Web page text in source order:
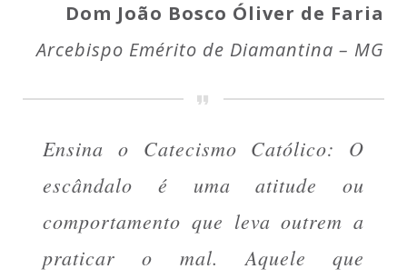
Dom João Bosco Óliver de Faria
Arcebispo Emérito de Diamantina – MG
Ensina o Catecismo Católico: O
escândalo é uma atitude ou
comportamento que leva outrem a
praticar o mal. Aquele que